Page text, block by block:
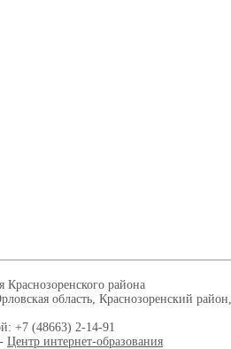
района
область, Краснозоренский
+7 (48663) 2-14-91
Центр интернет-образования